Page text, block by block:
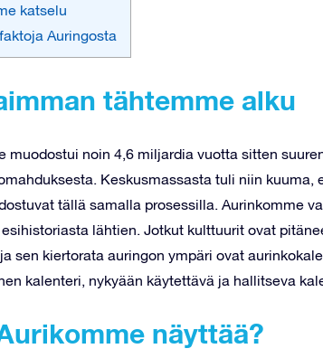
katselu
Auringosta
tähtemme alku
muodostui noin 4,6 miljardia vuotta sitten
Keskusmassasta tuli niin kuuma,
tällä samalla prosessilla. Aurinkomme
lähtien. Jotkut kulttuurit ovat
sen kiertorata auringon ympäri ovat
kalenteri, nykyään käytettävä ja hallitseva
näyttää?